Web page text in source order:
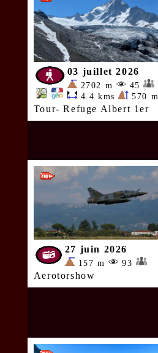
03 juillet 2026
2702 m
45
4.4 kms
570 m
Tour- Refuge Albert 1er
27 juin 2026
157 m 93
Aerotorshow